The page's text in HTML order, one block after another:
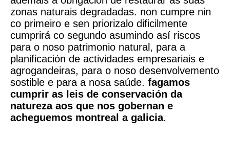
zonas naturais degradadas. non cumpre nin
co primeiro e sen priorizalo dificilmente
cumprirá co segundo asumindo así riscos
para o noso patrimonio natural, para a
planificación de actividades empresariais e
agrogandeiras, para o noso desenvolvemento
sostible e para a nosa saúde. fagamos
cumprir as leis de conservación da
natureza aos que nos gobernan e
acheguemos montreal a galicia.